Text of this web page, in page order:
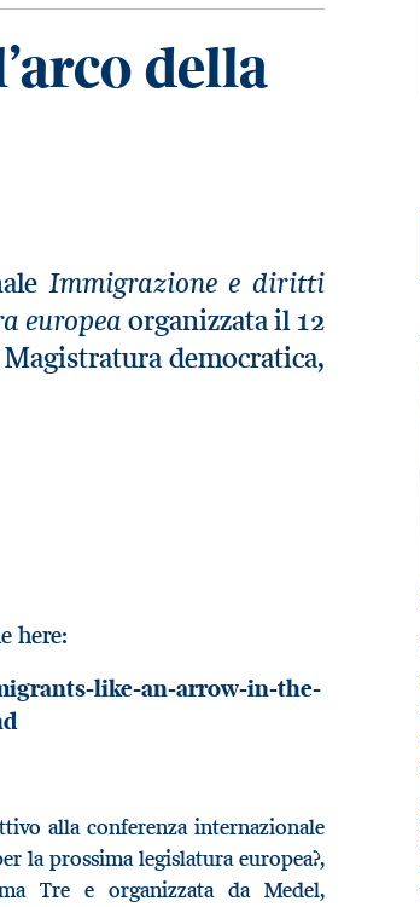
della
Immigrazione e diritti
europeaorganizzata il 12
democratica,
here:
like-an-arrow-in-the-
alla conferenza internazionale
la prossima legislatura europea?,
Tre e organizzata da Medel,